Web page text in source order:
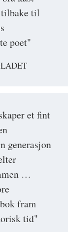
til
poet"
et fint
generasjon
…
fram
tid"